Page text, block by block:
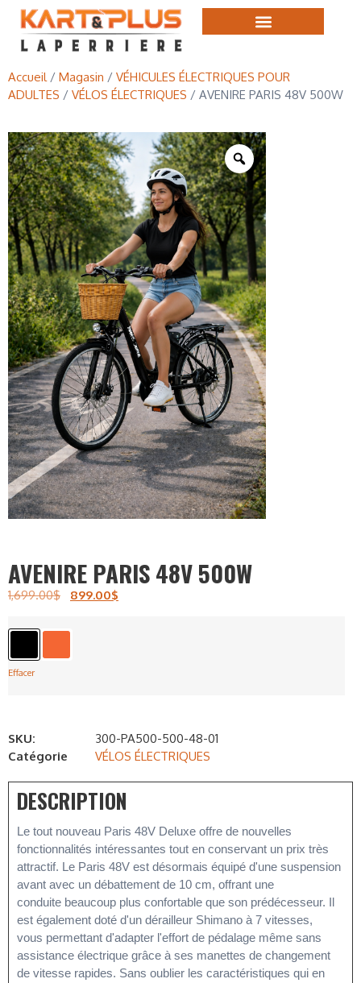
Accueil/ Magasin / VÉHICULES ÉLECTRIQUES POUR
ADULTES / VÉLOS ÉLECTRIQUES / AVENIRE PARIS 48V 500W
AVENIRE PARIS 48V 500W
1,699.00$ 899.00$
Effacer
SKU:
300-PA500-500-48-01
Catégorie
VÉLOS ÉLECTRIQUES
DESCRIPTION
Le tout nouveau Paris 48V Deluxe offre de nouvelles
fonctionnalités intéressantes tout en conservant un prix très
attractif. Le Paris 48V est désormais équipé d'une suspension
avant avec un débattement de 10 cm, offrant une
conduite beaucoup plus confortable que son prédécesseur. Il
est également doté d'un dérailleur Shimano à 7 vitesses,
vous permettant d'adapter l'effort de pédalage même sans
assistance électrique grâce à ses manettes de changement
de vitesse rapides. Sans oublier les caractéristiques qui en